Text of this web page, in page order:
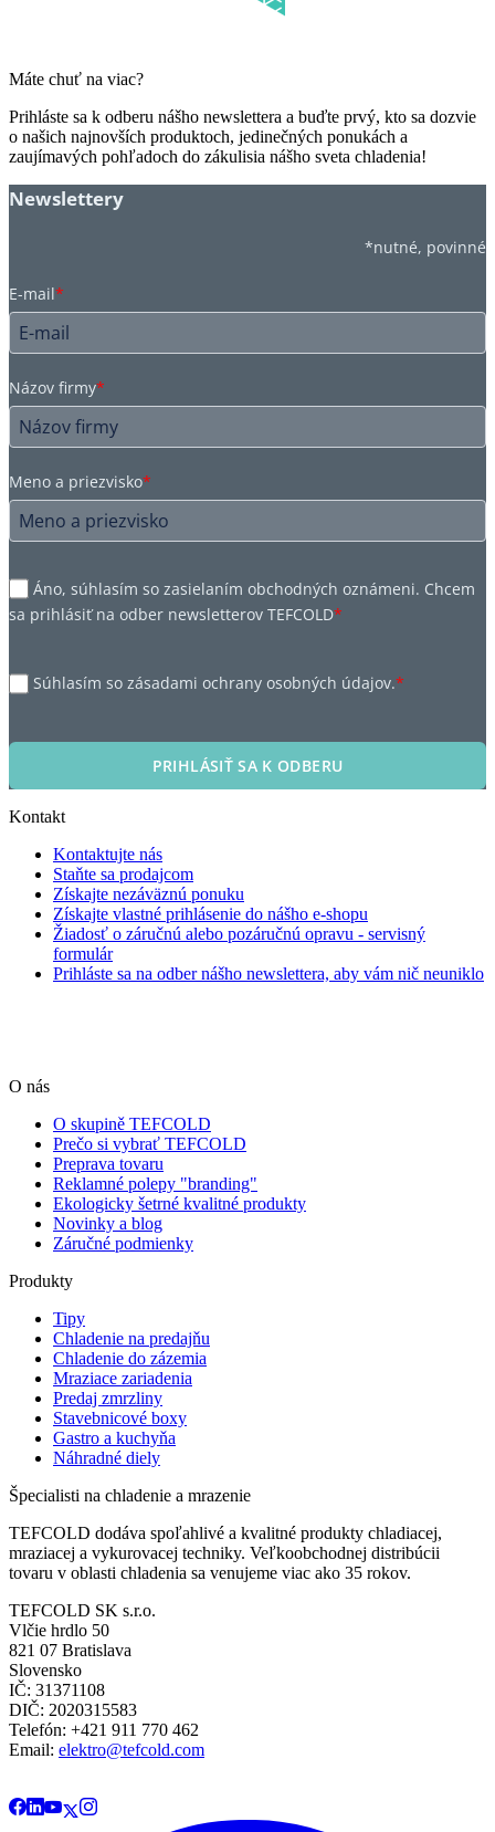
Máte chuť na viac?
Prihláste sa k odberu nášho newslettera a buďte prvý, kto sa dozvie
o našich najnovších produktoch, jedinečných ponukách a
zaujímavých pohľadoch do zákulisia nášho sveta chladenia!
Newslettery
*nutné, povinné
E-mail*
Názov firmy*
Meno a priezvisko*
Áno, súhlasím so zasielaním obchodných oznámeni. Chcem
sa prihlásiť na odber newsletterov TEFCOLD*
Súhlasím so zásadami ochrany osobných údajov.*
PRIHLÁSIŤ SA K ODBERU
Kontakt
Kontaktujte nás
Staňte sa prodajcom
Získajte nezáväznú ponuku
Získajte vlastné prihlásenie do nášho e-shopu
Žiadosť o záručnú alebo pozáručnú opravu - servisný
formulár
Prihláste sa na odber nášho newslettera, aby vám nič neuniklo
O nás
O skupině TEFCOLD
Prečo si vybrať TEFCOLD
Preprava tovaru
Reklamné polepy "branding"
Ekologicky šetrné kvalitné produkty
Novinky a blog
Záručné podmienky
Produkty
Tipy
Chladenie na predajňu
Chladenie do zázemia
Mraziace zariadenia
Predaj zmrzliny
Stavebnicové boxy
Gastro a kuchyňa
Náhradné diely
Špecialisti na chladenie a mrazenie
TEFCOLD dodáva spoľahlivé a kvalitné produkty chladiacej,
mraziacej a vykurovacej techniky. Veľkoobchodnej distribúcii
tovaru v oblasti chladenia sa venujeme viac ako 35 rokov.
TEFCOLD SK s.r.o.
Vlčie hrdlo 50
821 07 Bratislava
Slovensko
IČ: 31371108
DIČ: 2020315583
Telefón: +421 911 770 462
Email: elektro@tefcold.com